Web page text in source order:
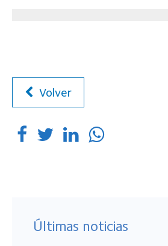
Volver
Últimas noticias